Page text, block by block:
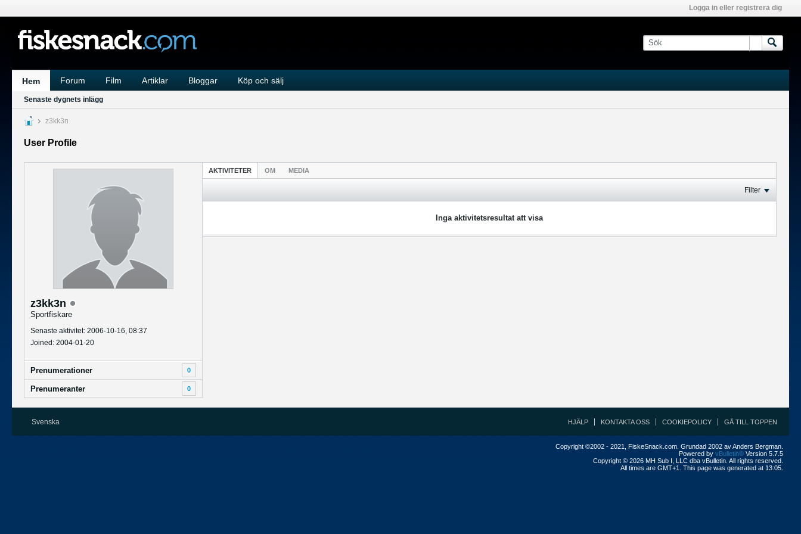
Logga in eller registrera dig
Hem Forum Film Artiklar Bloggar Köp och sälj
Senaste dygnets inlägg
z3kk3n
User Profile
z3kk3n
Sportfiskare
Senaste aktivitet: 2006-10-16, 08:37
Joined: 2004-01-20
Prenumerationer 0
Prenumeranter 0
AKTIVITETER OM MEDIA
Filter
Inga aktivitetsresultat att visa
Svenska HJÄLP KONTAKTA OSS COOKIEPOLICY GÅ TILL TOPPEN
Copyright ©2002 - 2021, FiskeSnack.com. Grundad 2002 av Anders Bergman.
Powered by vBulletin® Version 5.7.5
Copyright © 2026 MH Sub I, LLC dba vBulletin. All rights reserved.
All times are GMT+1. This page was generated at 13:05.